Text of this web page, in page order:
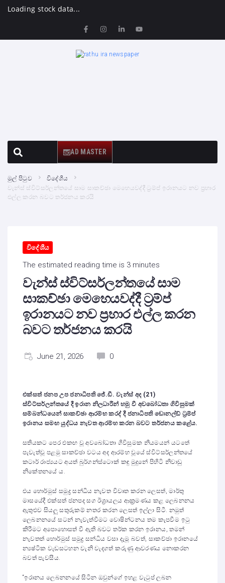
Loading stock data...
AD MASTER
මුල් පිටුව
විදේශීය
වැන්ස් ස්විට්සර්ලන්තයේ සාම සාකච්ඡා මෙහෙයවද්දී ට්‍රම්ප් ඉරානයට නව ප්‍රහාර
එල්ල කරන බවට තර්ජනය කරයි
විදේශීය
The estimated reading time is 3 minutes
වැන්ස් ස්විට්සර්ලන්තයේ සාම
සාකච්ඡා මෙහෙයවද්දී ට්‍රම්ප්
ඉරානයට නව ප්‍රහාර එල්ල කරන
බවට තර්ජනය කරයි
June 21, 2026 0
එක්සත් ජනප උප ජනාධිපති ජේ.ඩී. වැන්ස් අද (21)
ස්විට්සර්ලන්තයේ දී ඉරාන නිලධාරීන් හමු වී අවබෝධතා ගිවිසුමක්
සම්බන්ධයෙන් සාකච්ඡා ආරම්භ කරද් දී ජනාධිපති ඩොනල්ඩ් ට්‍රම්ප්
ඉරානය සමඟ යුද්ධය නැවත ආරම්භ කරන බවට තර්ජනය කළේය.
සතියකට පෙර එකඟ වූ අවබෝධතා ගිවිසුමක නියමයන් යටතේ
පැවැත්වූ පළමු සාකච්ඡා වටය අද ආරම්භ වූයේ ස්විට්සර්ලන්තයේ
කටාර් රාජ්‍යයට අයත් බුර්ගන්ස්ටොක් කඳු මුදුනේ පිහිටි නිවාඩු
නිකේතනයේ ය.
එය හොර්මුස් සමුද්‍ර සන්ධිය නැවත විවෘත කරන ලෙසත්, මාර්තු
මාසයේදී එක්සත් ජනපද සග ඊශ්‍රායලය ආක්‍රමණය කළ ලෙබනනය
ඇතුළුව සියලු සතුරුකම් නතර කරන ලෙසත් ඉල්ලා සිටී. නමුත්
ලෙබනනයේ සටන් නැවැත්වීමට වොෂින්ටනය තම කැපවීම ඉටු
කිරීමට අපොහොසත් වී ඇති බවට තර්ක කරන ඉරානය, තමන්
නැවතත් හොර්මුස් සමුද්‍ර සන්ධිය වසා දැමූ බවත්, සාකච්ඡා ඉරානයේ
න්‍යෂ්ටික වැඩසටහන වැනි වැදගත් කරුණු ආවරණය නොකරන
බවත් පැවසීය.
“ඉරානය ලෙබනනයේ සිටින ඔවුන්ගේ ඉහළ වැටුප් ලබන